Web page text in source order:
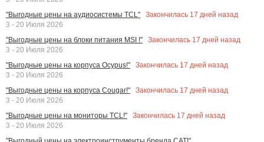
"Выгодные цены на аудиосистемы TCL"
Закончилась 17 дней назад
3 - 20 Июля 2026
"Выгодные цены на блоки питания MSI !"
Закончилась 17 дней назад
3 - 20 Июля 2026
"Выгодные цены на корпуса Ocypus!"
Закончилась 17 дней назад
3 - 20 Июля 2026
"Выгодные цены на корпуса Cougar!"
Закончилась 17 дней назад
3 - 20 Июля 2026
"Выгодные цены на мониторы TCL!"
Закончилась 17 дней назад
3 - 20 Июля 2026